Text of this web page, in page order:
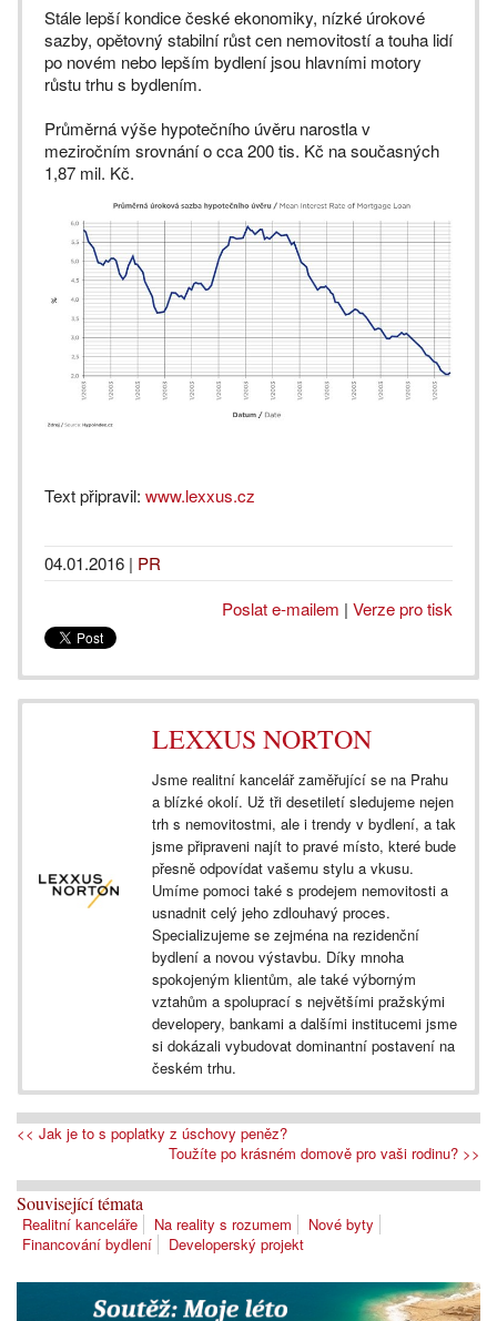
Stále lepší kondice české ekonomiky, nízké úrokové
sazby, opětovný stabilní růst cen nemovitostí a touha lidí
po novém nebo lepším bydlení jsou hlavními motory
růstu trhu s bydlením.
Průměrná výše hypotečního úvěru narostla v
meziročním srovnání o cca 200 tis. Kč na současných
1,87 mil. Kč.
Text připravil: www.lexxus.cz
04.01.2016 | PR
Poslat e-mailem | Verze pro tisk
LEXXUS NORTON
Jsme realitní kancelář zaměřující se na Prahu
a blízké okolí. Už tři desetiletí sledujeme nejen
trh s nemovitostmi, ale i trendy v bydlení, a tak
jsme připraveni najít to pravé místo, které bude
přesně odpovídat vašemu stylu a vkusu.
Umíme pomoci také s prodejem nemovitosti a
usnadnit celý jeho zdlouhavý proces.
Specializujeme se zejména na rezidenční
bydlení a novou výstavbu. Díky mnoha
spokojeným klientům, ale také výborným
vztahům a spoluprací s největšími pražskými
developery, bankami a dalšími institucemi jsme
si dokázali vybudovat dominantní postavení na
českém trhu.
<< Jak je to s poplatky z úschovy peněz?
Toužíte po krásném domově pro vaši rodinu? >>
Související témata
Realitní kanceláře Na reality s rozumem
Nové byty
Financování bydlení
Developerský projekt